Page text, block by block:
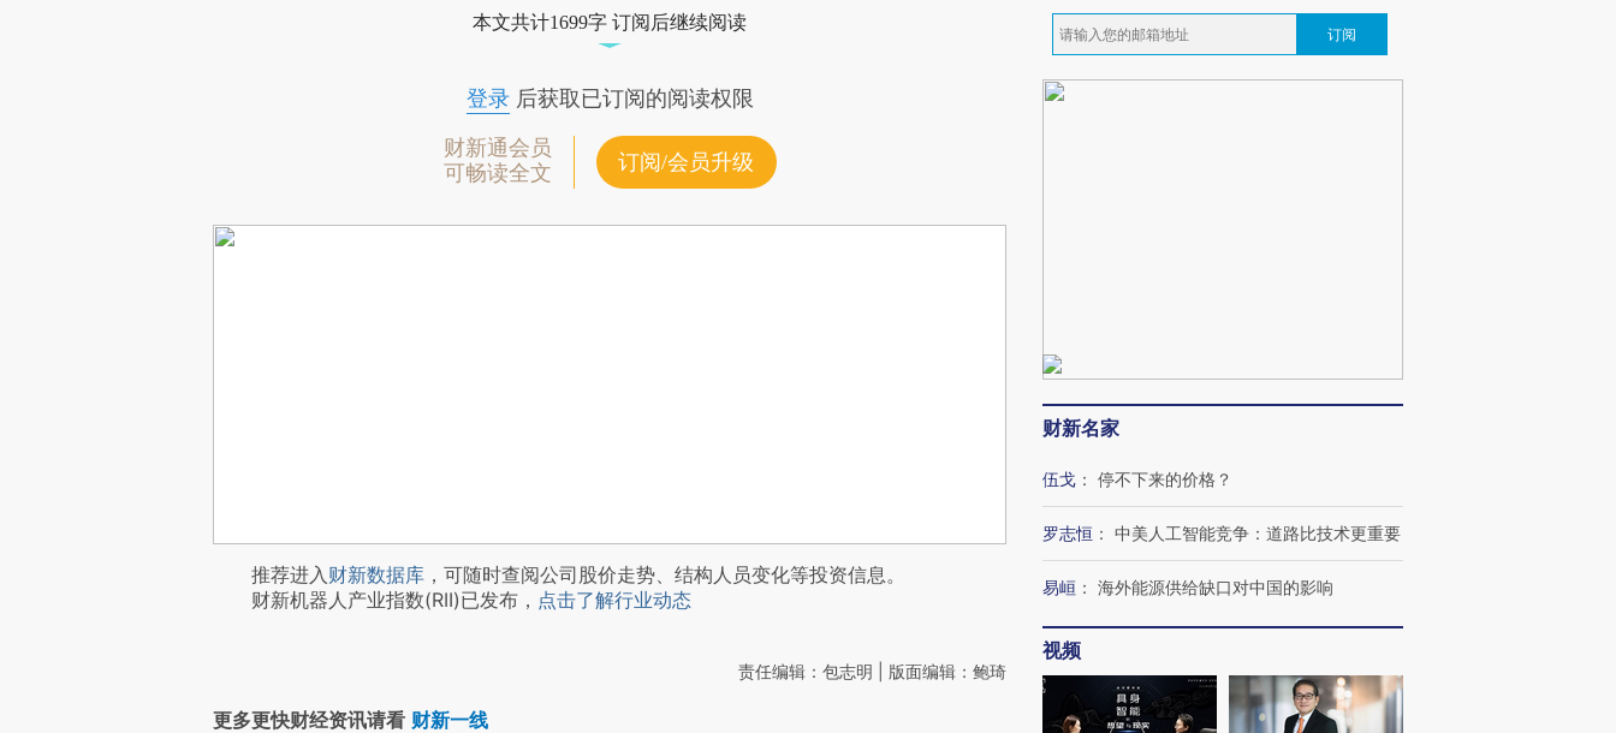
本文共计1699字 订阅后继续阅读
登录后获取已订阅的阅读权限
财新通会员
可畅读全文
订阅/会员升级
推荐进入财新数据库 ，可随时查阅公司股价走势、结构人员变化等投资信息。
财新机器人产业指数(RII)已发布， 点击了解行业动态
责任编辑：包志明 | 版面编辑：鲍琦
更多更快财经资讯请看 财新一线
订阅
财新名家
伍戈 ： 停不下来的价格？
罗志恒 ： 中美人工智能竞争：道路比技术更重要
易峘 ： 海外能源供给缺口对中国的影响
视频